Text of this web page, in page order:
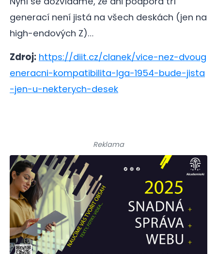
generací není jistá na všech deskách (jen na
high-endových Z)…
Zdroj: https://diit.cz/clanek/vice-nez-dvoug
eneracni-kompatibilita-lga-1954-bude-jista
-jen-u-nekterych-desek
Reklama